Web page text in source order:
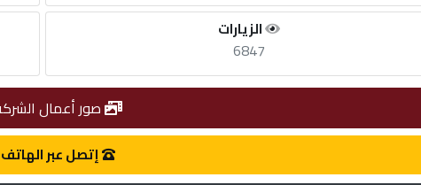
الزيارات
6847
صور أعمال
إتصل عبر الهاتف